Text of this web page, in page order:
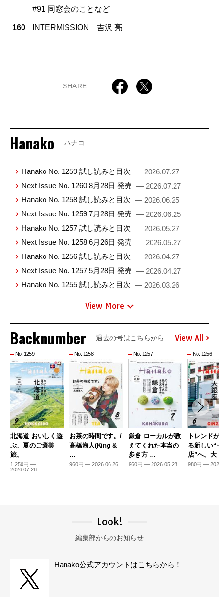
#91 同窓会のことなど
160 INTERMISSION 吉沢 亮
SHARE
Hanako ハナコ
Hanako No. 1259 試し読みと目次 — 2026.07.27
Next Issue No. 1260 8月28日 発売 — 2026.07.27
Hanako No. 1258 試し読みと目次 — 2026.06.25
Next Issue No. 1259 7月28日 発売 — 2026.06.25
Hanako No. 1257 試し読みと目次 — 2026.05.27
Next Issue No. 1258 6月26日 発売 — 2026.05.27
Hanako No. 1256 試し読みと目次 — 2026.04.27
Next Issue No. 1257 5月28日 発売 — 2026.04.27
Hanako No. 1255 試し読みと目次 — 2026.03.26
View More
Backnumber 過去の号はこちらから View All
No. 1259
北海道 おいしく遊
ぶ、夏のご褒美
旅。
1,250円 —
2026.07.28
No. 1258
お茶の時間です。/
髙橋海人(King &
…
960円 — 2026.06.26
No. 1257
鎌倉 ローカルが教
えてくれた本当の
歩き方 …
960円 — 2026.05.28
No. 1256
トレンド
る新しい“
店”へ。
980円 —
Look!
編集部からのお知らせ
Hanako公式アカウントはこちらから！